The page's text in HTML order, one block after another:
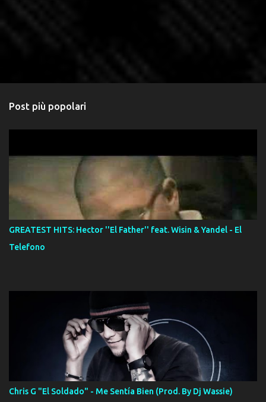
Post più popolari
GREATEST HITS: Hector ''El Father'' feat. Wisin & Yandel - El
Telefono
Chris G "El Soldado" - Me Sentía Bien (Prod. By Dj Wassie)